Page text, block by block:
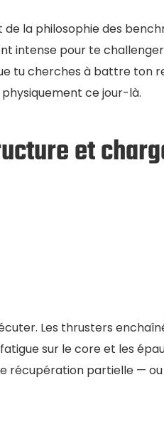
la philosophie des
intense pour te
tu cherches à battre ton
ce jour-là.
et
Les thrusters
sur le core et les
récupération partielle —